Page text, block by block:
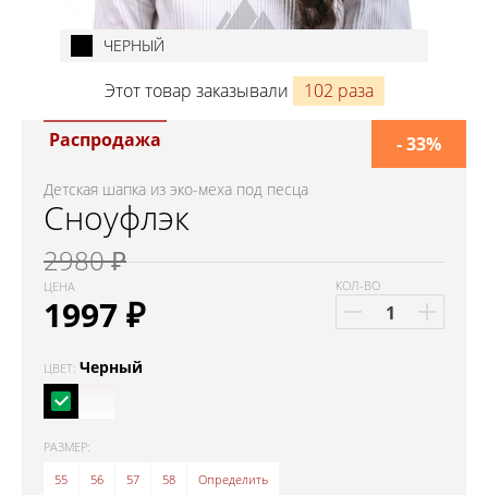
ЧЕРНЫЙ
Этот товар заказывали 102 раза
Распродажа
Детская шапка из эко-меха под песца
Сноуфлэк
2980 ₽
ЦЕНА
1997₽
- 33%
КОЛ-ВО
ЦВЕТ: Черный
РАЗМЕР:
55
56 57 58 Определить